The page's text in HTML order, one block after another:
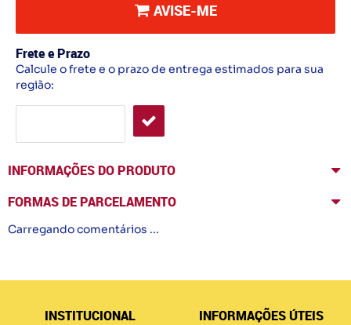
AVISE-ME
Frete e Prazo
Calcule o frete e o prazo de entrega estimados para sua
região:
INFORMAÇÕES DO PRODUTO
FORMAS DE PARCELAMENTO
Carregando comentários ...
INSTITUCIONAL INFORMAÇÕES ÚTEIS